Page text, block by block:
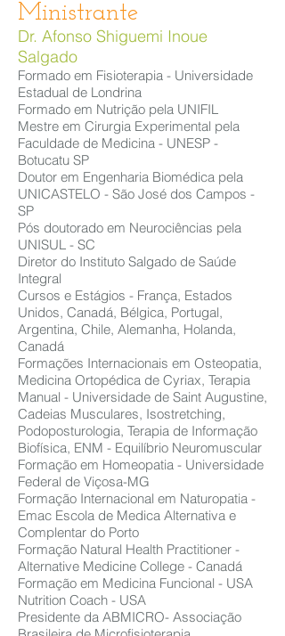
Ministrante
Dr. Afonso Shiguemi Inoue
Salgado
Formado em Fisioterapia - Universidade
Estadual de Londrina
Formado em Nutrição pela UNIFIL
Mestre em Cirurgia Experimental pela
Faculdade de Medicina - UNESP -
Botucatu SP
Doutor em Engenharia Biomédica pela
UNICASTELO - São José dos Campos -
SP
Pós doutorado em Neurociências pela
UNISUL - SC
Diretor do Instituto Salgado de Saúde
Integral
Cursos e Estágios - França, Estados
Unidos, Canadá, Bélgica, Portugal,
Argentina, Chile, Alemanha, Holanda,
Canadá
Formações Internacionais em Osteopatia,
Medicina Ortopédica de Cyriax, Terapia
Manual - Universidade de Saint Augustine,
Cadeias Musculares, Isostretching,
Podoposturologia, Terapia de Informação
Biofísica, ENM - Equilíbrio Neuromuscular
Formação em Homeopatia - Universidade
Federal de Viçosa-MG
Formação Internacional em Naturopatia -
Emac Escola de Medica Alternativa e
Complentar do Porto
Formação Natural Health Practitioner -
Alternative Medicine College - Canadá
Formação em Medicina Funcional - USA
Nutrition Coach - USA
Presidente da ABMICRO- Associação